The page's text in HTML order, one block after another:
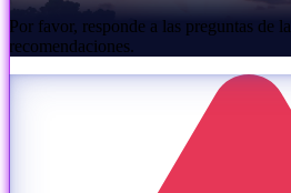
Por favor, responde a las preguntas de
recomendaciones.